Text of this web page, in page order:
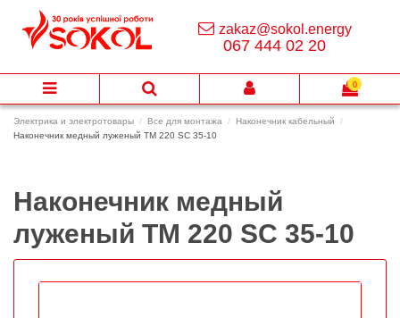
Электрика и электротовары Все для монтажа
Наконечник кабельный
Наконечник медный луженый ТМ 220 SC 35-10
Наконечник медный
луженый ТМ 220 SC 35-10
zakaz@sokol.energy
067 444 02 20
0